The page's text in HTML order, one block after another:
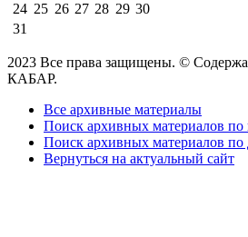
24 25 26 27 28 29 30
31
2023 Все права защищены. ©
КАБАР.
Все архивные материалы
Поиск архивных материалов по
Поиск архивных материалов по
Вернуться на актуальный сайт